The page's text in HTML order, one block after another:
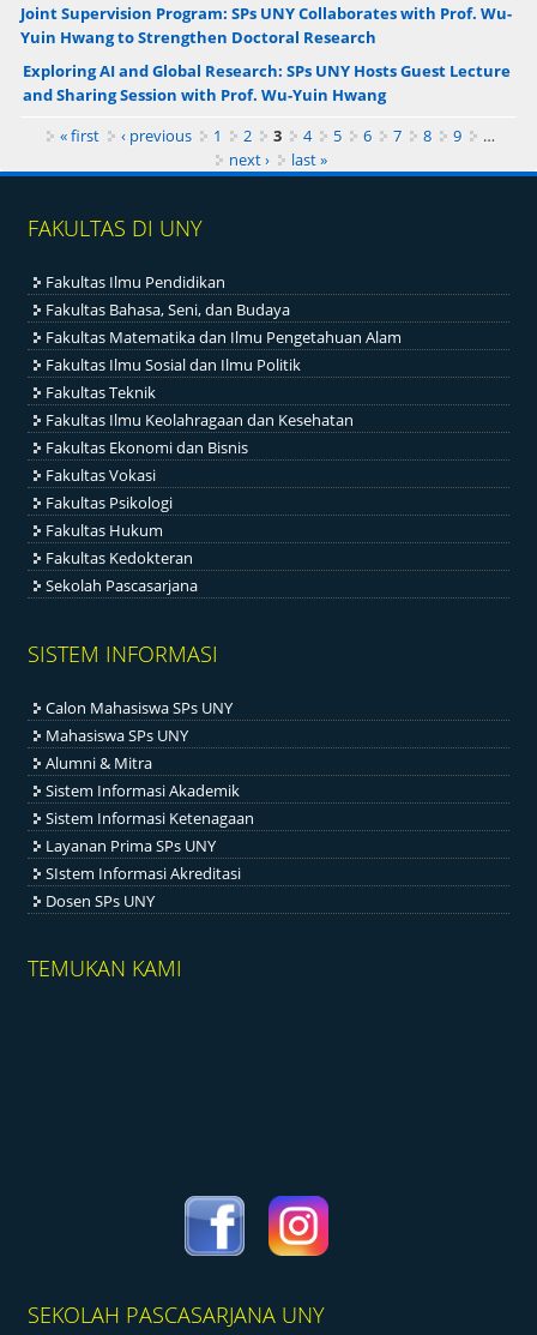
Joint Supervision Program: SPs UNY Collaborates with Prof. Wu-
Yuin Hwang to Strengthen Doctoral Research
Exploring AI and Global Research: SPs UNY Hosts Guest Lecture
and Sharing Session with Prof. Wu-Yuin Hwang
Pages« first ‹ previous 1 2 3 4 5 6 7 8 9
…
next ›
last »
FAKULTAS DI UNY
Fakultas Ilmu Pendidikan
Fakultas Bahasa, Seni, dan Budaya
Fakultas Matematika dan Ilmu Pengetahuan Alam
Fakultas Ilmu Sosial dan Ilmu Politik
Fakultas Teknik
Fakultas Ilmu Keolahragaan dan Kesehatan
Fakultas Ekonomi dan Bisnis
Fakultas Vokasi
Fakultas Psikologi
Fakultas Hukum
Fakultas Kedokteran
Sekolah Pascasarjana
SISTEM INFORMASI
Calon Mahasiswa SPs UNY
Mahasiswa SPs UNY
Alumni & Mitra
Sistem Informasi Akademik
Sistem Informasi Ketenagaan
Layanan Prima SPs UNY
SIstem Informasi Akreditasi
Dosen SPs UNY
TEMUKAN KAMI
SEKOLAH PASCASARJANA UNY